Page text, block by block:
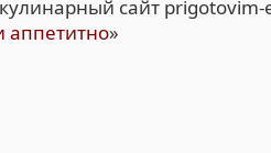
сайт
аппетитно»